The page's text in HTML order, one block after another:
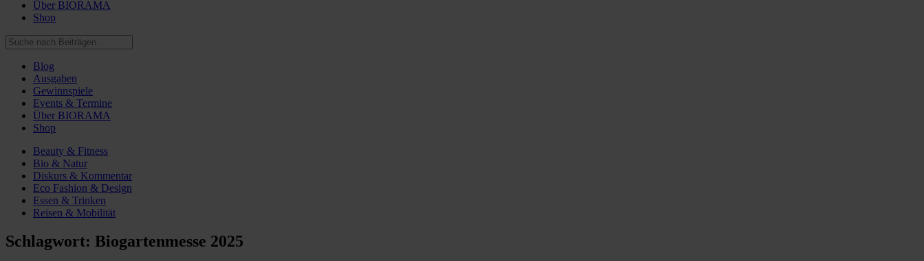
Über BIORAMA
Shop
Blog
Ausgaben
Gewinnspiele
Events & Termine
Über BIORAMA
Shop
Beauty & Fitness
Bio & Natur
Diskurs & Kommentar
Eco Fashion & Design
Essen & Trinken
Reisen & Mobilität
Schlagwort: Biogartenmesse 2025